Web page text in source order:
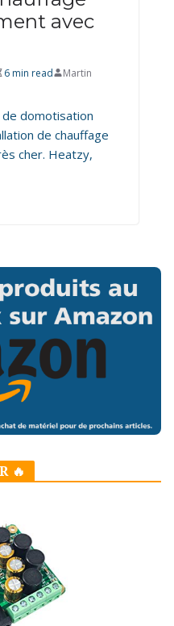
avec
6 min read
Martin
domotisation
de chauffage
cher. Heatzy,
🔥